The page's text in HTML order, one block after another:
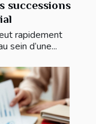
successions
rapidement
sein d’une...